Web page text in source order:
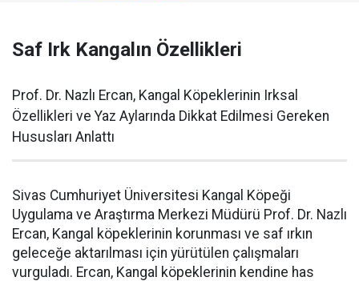
Saf Irk Kangalın Özellikleri
Prof. Dr. Nazlı Ercan, Kangal Köpeklerinin Irksal
Özellikleri ve Yaz Aylarında Dikkat Edilmesi Gereken
Hususları Anlattı
Sivas Cumhuriyet Üniversitesi Kangal Köpeği
Uygulama ve Araştırma Merkezi Müdürü Prof. Dr. Nazlı
Ercan, Kangal köpeklerinin korunması ve saf ırkın
geleceğe aktarılması için yürütülen çalışmaları
vurguladı. Ercan, Kangal köpeklerinin kendine has